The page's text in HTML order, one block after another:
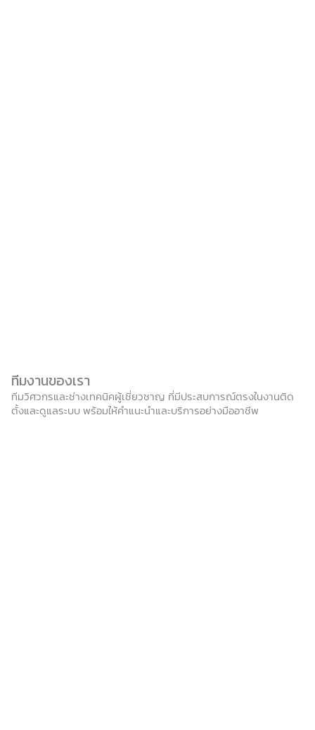
ทีมงานของเรา
ทีมวิศวกรและช่างเทคนิคผู้เชี่ยวชาญ ที่มีประสบการณ์ตรงในงานติด
ตั้งและดูแลระบบ พร้อมให้คำแนะนำและบริการอย่างมืออาชีพ